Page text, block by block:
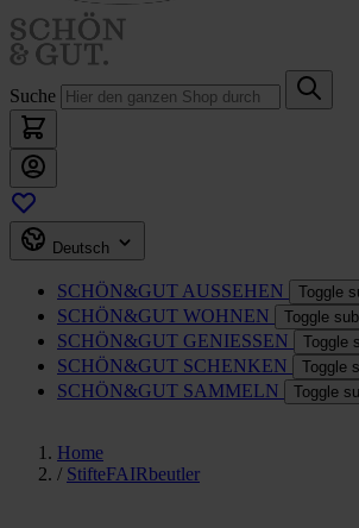
Suche
Deutsch
SCHÖN&GUT AUSSEHEN Toggle
SCHÖN&GUT WOHNEN Toggle
SCHÖN&GUT GENIESSEN Toggle
SCHÖN&GUT SCHENKEN Toggle
SCHÖN&GUT SAMMELN Toggle
Home
/ StifteFAIRbeutler